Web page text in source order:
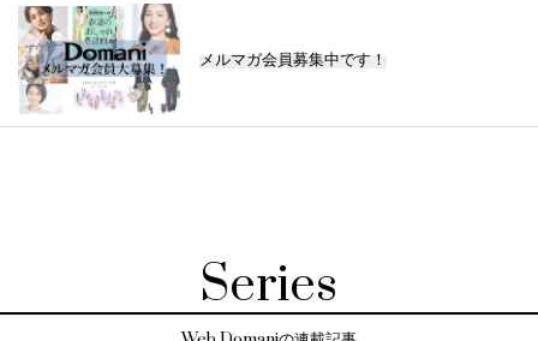
メルマガ会員募集中です！
Series